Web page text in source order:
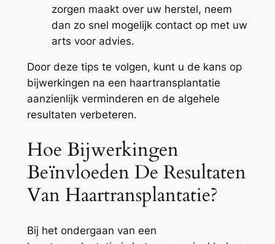
zorgen maakt over uw herstel, neem
dan zo snel mogelijk contact op met uw
arts voor advies.
Door deze tips te volgen, kunt u de kans op
bijwerkingen na een haartransplantatie
aanzienlijk verminderen en de algehele
resultaten verbeteren.
Hoe Bijwerkingen
Beïnvloeden De Resultaten
Van Haartransplantatie?
Bij het ondergaan van een